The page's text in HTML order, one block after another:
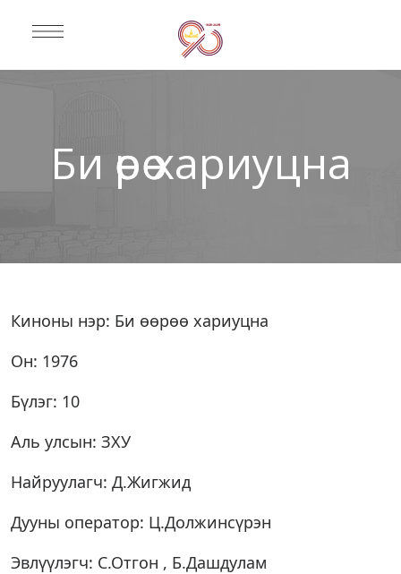
Би өөрөө хариуцна
Киноны нэр: Би өөрөө хариуцна
Он: 1976
Бүлэг: 10
Аль улсын: ЗХУ
Найруулагч: Д.Жигжид
Дууны оператор: Ц.Должинсүрэн
Эвлүүлэгч: С.Отгон , Б.Дашдулам